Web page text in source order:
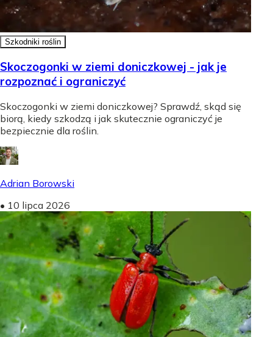
Szkodniki roślin
Skoczogonki w ziemi doniczkowej - jak je
rozpoznać i ograniczyć
Skoczogonki w ziemi doniczkowej? Sprawdź, skąd się
biorą, kiedy szkodzą i jak skutecznie ograniczyć je
bezpiecznie dla roślin.
Adrian Borowski
• 10 lipca 2026